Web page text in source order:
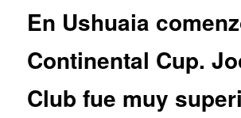
En Ushuaia
Continental Cup.
Club fue muy